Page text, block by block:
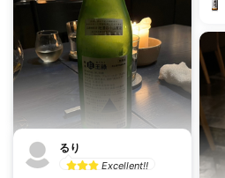
純米 超 生詰 麹、煙っぽい
感じ？ 後味含めわりとしっか
りしてる、しまりはいい
乾杯数：0 投稿日：11月16日
王祿 超
王祿酒造有限会社（島根県）
るり
Excellent!!